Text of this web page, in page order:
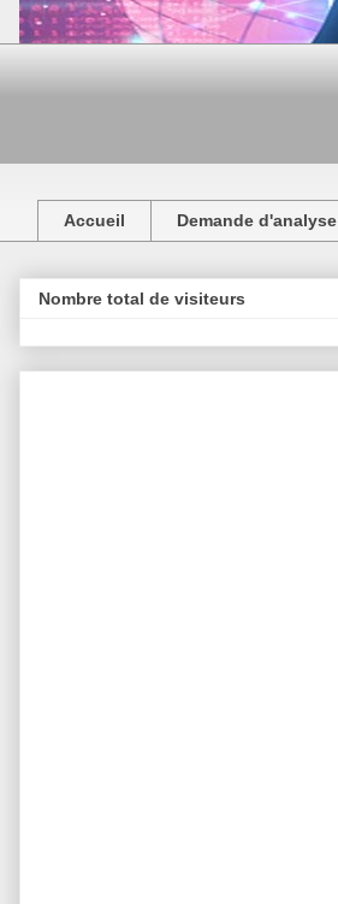
Accueil Demande d'analyse
Nombre total de visiteurs